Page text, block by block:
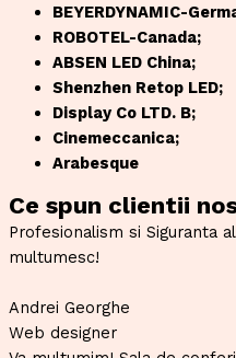
BEYERDYNAMIC-
ROBOTEL-Canada;
ABSEN LED China;
Shenzhen Retop LED;
Display Co LTD. B;
Cinemeccanica;
Arabesque
Ce spun clientii
Profesionalism si Siguranta
multumesc!
Andrei Georghe
Web designer